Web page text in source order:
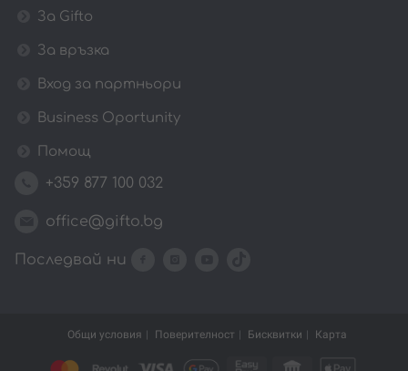
За Gifto
За връзка
Вход за партньори
Business Oportunity
Помощ
+359 877 100 032
office@gifto.bg
Последвай ни
Общи условия Поверителност Бисквитки Карта